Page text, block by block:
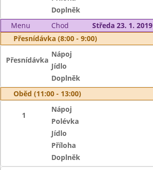
Doplněk
Menu
Chod
Středa 23. 1. 2019
Přesnídávka (8:00 - 9:00)
Přesnídávka
Nápoj
Jídlo
Doplněk
Oběd (11:00 - 13:00)
1
Nápoj
Polévka
Jídlo
Příloha
Doplněk